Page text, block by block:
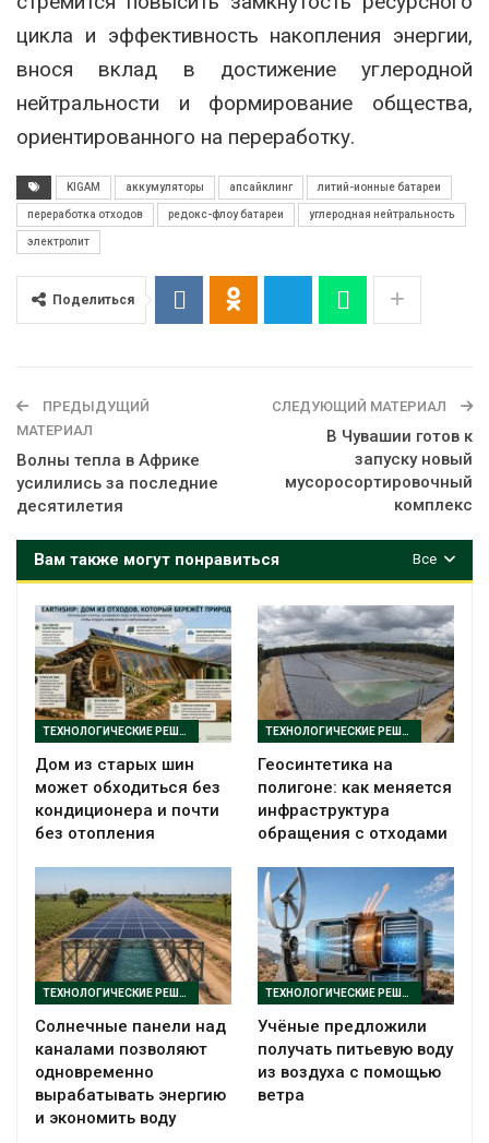
цикла и эффективность накопления энергии,
внося вклад в достижение углеродной
нейтральности и формирование общества,
ориентированного на переработку.
KIGAM аккумуляторы апсайклинг литий-ионные батареи
переработка отходов редокс-флоу батареи углеродная нейтральность
электролит
Поделиться
ПРЕДЫДУЩИЙ
МАТЕРИАЛ
Волны тепла в Африке
усилились за последние
десятилетия
СЛЕДУЮЩИЙ МАТЕРИАЛ
В Чувашии готов к
запуску новый
мусоросортировочный
комплекс
Все
Вам также могут понравиться
ТЕХНОЛОГИЧЕСКИЕ РЕШЕНИЯ
Дом из старых шин
может обходиться без
кондиционера и почти
без отопления
ТЕХНОЛОГИЧЕСКИЕ РЕШЕНИЯ
Геосинтетика на
полигоне: как меняется
инфраструктура
обращения с отходами
ТЕХНОЛОГИЧЕСКИЕ РЕШЕНИЯ
Солнечные панели над
каналами позволяют
одновременно
вырабатывать энергию
и экономить воду
ТЕХНОЛОГИЧЕСКИЕ РЕШЕНИЯ
Учёные предложили
получать питьевую воду
из воздуха с помощью
ветра